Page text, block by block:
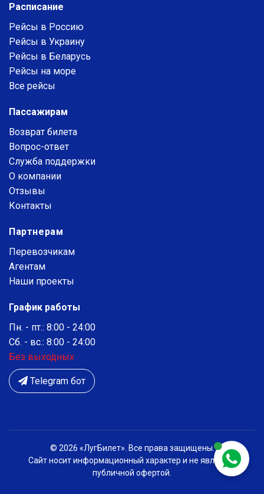
Расписание
Рейсы в Россию
Рейсы в Украину
Рейсы в Беларусь
Рейсы на море
Все рейсы
Пассажирам
Возврат билета
Вопрос-ответ
Служба поддержки
О компании
Отзывы
Контакты
Партнерам
Перевозчикам
Агентам
Наши проекты
График работы
Пн. - пт.: 8:00 - 24:00
Сб. - вс.: 8:00 - 24:00
Без выходных
Telegram бот
© 2026 «ЛугБилет». Все права защищены.
Сайт носит информационный характер и не является
публичной офертой.